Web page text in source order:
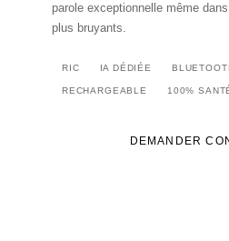
parole exceptionnelle même
plus bruyants.
RIC IA DÉDIÉE
RECHARGEABLE 100%
DEMANDER